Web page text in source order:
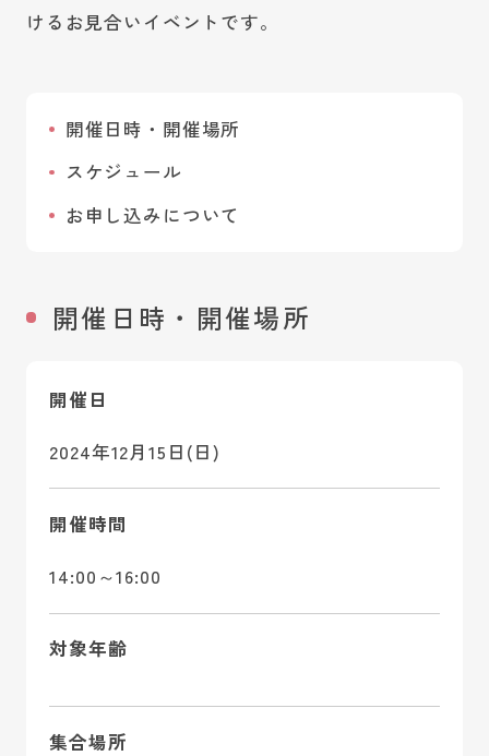
けるお見合いイベントです。
開催日時・開催場所
スケジュール
お申し込みについて
開催日時・開催場所
開催日
2024年12月15日(日)
開催時間
14:00～16:00
対象年齢
集合場所